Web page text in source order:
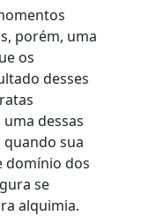
porém, uma
os
desses
dessas
sua
domínio dos
se
alquimia.